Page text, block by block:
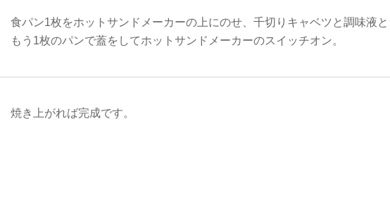
食パン1枚をホットサンドメーカーの上にのせ、千切りキャベツと調味液と
もう1枚のパンで蓋をしてホットサンドメーカーのスイッチオン。
焼き上がれば完成です。